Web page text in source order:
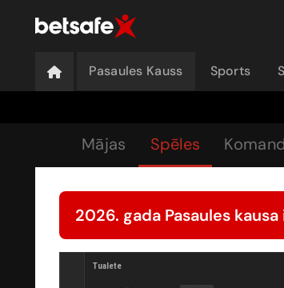
Pasaules Kauss Sports
Mājas Spēles
2026. gada Pasaules
Tualete